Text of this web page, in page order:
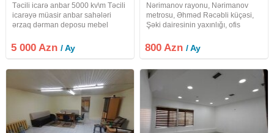
Təcili icarə anbar 5000 kv\m Təcili
icarəyə müasir anbar sahələri
ərzaq dərman deposu mebel
kv\m Dərnəgül metrosu S S
Axundov 11 Anbar 70 sot ərazidə
5 000 Azn/ Ay
Nərimanov rayonu, Nərimanov
metrosu, Əhməd Rəcəbli küçəsi,
Şəki dairesinin yaxınlığı, ofis
yerləşir.lift var.giriş çıxış 7/24-dür.
Qadın, kişi sanitar qovşağı var.
800 Azn/ Ay